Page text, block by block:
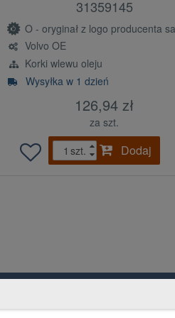
31359145
O - oryginał z logo producenta samochodu
Volvo OE
Korki wlewu oleju
Wysyłka w 1 dzień
126,94 zł
za szt.
szt.
Dodaj